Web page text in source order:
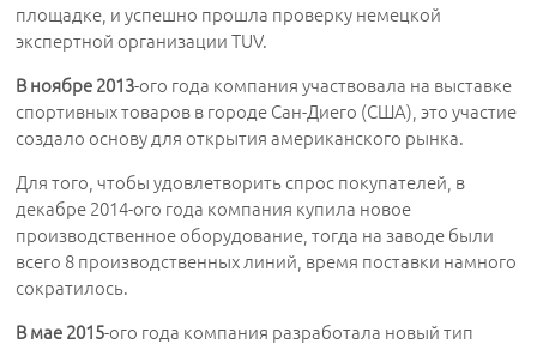
площадке, и успешно прошла проверку немецкой
экспертной организации TUV.
В ноябре 2013-ого года компания участвовала на выставке
спортивных товаров в городе Сан-Диего (США), это участие
создало основу для открытия американского рынка.
Для того, чтобы удовлетворить спрос покупателей, в
декабре 2014-ого года компания купила новое
производственное оборудование, тогда на заводе были
всего 8 производственных линий, время поставки намного
сократилось.
В мае 2015-ого года компания разработала новый тип